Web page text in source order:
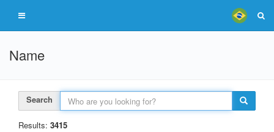
Name
Search
Results: 3415